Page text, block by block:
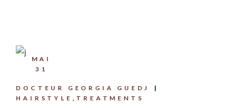
MAI
31
DOCTEUR GEORGIA GUEDJ
HAIRSTYLE
TREATMENTS